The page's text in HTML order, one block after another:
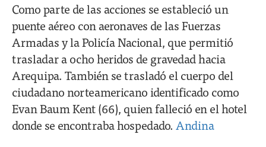
Como parte de las acciones se estableció un
puente aéreo con aeronaves de las Fuerzas
Armadas y la Policía Nacional, que permitió
trasladar a ocho heridos de gravedad hacia
Arequipa. También se trasladó el cuerpo del
ciudadano norteamericano identificado como
Evan Baum Kent (66), quien falleció en el hotel
donde se encontraba hospedado. Andina